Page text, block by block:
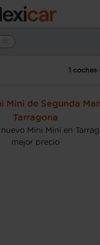
1
Mini de Segunda
Tarragona
Mini Mini en
mejor precio